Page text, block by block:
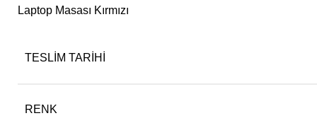
Laptop Masası Kırmızı
TESLIM TARIHI
RENK